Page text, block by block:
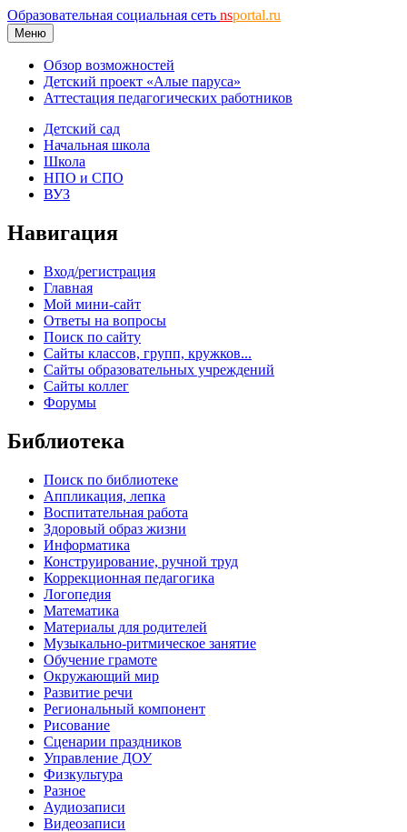
Образовательная социальная сеть nsportal.ru
Меню
Обзор возможностей
Детский проект «Алые паруса»
Аттестация педагогических работников
Детский сад
Начальная школа
Школа
НПО и СПО
ВУЗ
Навигация
Вход/регистрация
Главная
Мой мини-сайт
Ответы на вопросы
Поиск по сайту
Сайты классов, групп, кружков...
Сайты образовательных учреждений
Сайты коллег
Форумы
Библиотека
Поиск по библиотеке
Аппликация, лепка
Воспитательная работа
Здоровый образ жизни
Информатика
Конструирование, ручной труд
Коррекционная педагогика
Логопедия
Математика
Материалы для родителей
Музыкально-ритмическое занятие
Обучение грамоте
Окружающий мир
Развитие речи
Региональный компонент
Рисование
Сценарии праздников
Управление ДОУ
Физкультура
Разное
Аудиозаписи
Видеозаписи